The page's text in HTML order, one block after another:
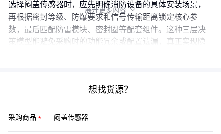
选择闷盖传感器时，应先明确消防设备的具体安装场景，
再根据密封等级、防爆要求和信号传输距离锁定核心参
数，最后匹配防雷模块、密封圈等配套组件。这种三层决
策模型能避免采购时的功能冗余或配置遗漏，真正实现隐
展开更多内容 
想找货源？
采购商品